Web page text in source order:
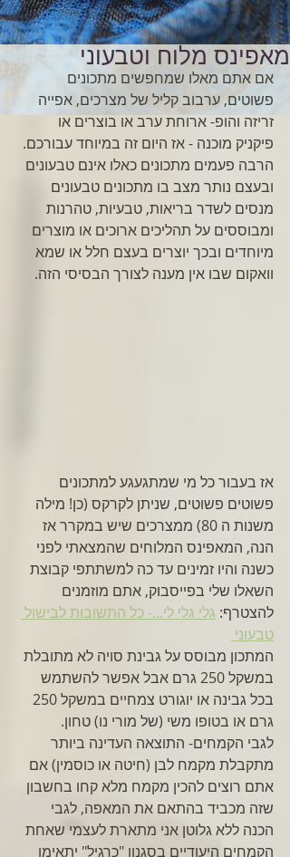
מאפינס מלוח וטבעוני
אם אתם מאלו שמחפשים מתכונים
פשוטים, ערבוב קליל של מצרכים, אפייה
זריזה והופ- ארוחת ערב או בוצרים או
פיקניק מוכנה - אז היום זה במיוחד עבורכם.
הרבה פעמים מתכונים כאלו אינם טבעונים
ובעצם נותר מצב בו מתכונים טבעונים
מנסים לשדר בריאות, טבעיות, טהרנות
ומבוססים על תהליכים ארוכים או מוצרים
מיוחדים ובכך יוצרים בעצם חלל או שמא
וואקום שבו אין מענה לצורך הבסיסי הזה.
אז בעבור כל מי שמתגעגע למתכונים
פשוטים פשוטים, שניתן לקרקס (כן! מילה
משנות ה 80) ממצרכים שיש במקרר אז
הנה, המאפינס המלוחים שהמצאתי לפני
כשנה והיו זמינים עד כה למשתתפי קבוצת
השאלו שלי בפייסבוק, אתם מוזמנים
להצטרף: גלי גלי לי...- כל התשובות לבישול
טבעוני
המתכון מבוסס על גבינת סויה לא מתובלת
במשקל 250 גרם אבל אפשר להשתמש
גרם או בטופו משי (של מורי נו) טחון.
לגבי הקמחים- התוצאה העדינה ביותר
מתקבלת מקמח לבן (חיטה או כוסמין) אם
אתם רוצים להכין מקמח מלא קחו בחשבון
שזה מכביד בהתאם את המאפה, לגבי
הכנה ללא גלוטן אני מתארת לעצמי שאחת
הקמחים היעודיים בסגנון "כרגיל" יתאימו